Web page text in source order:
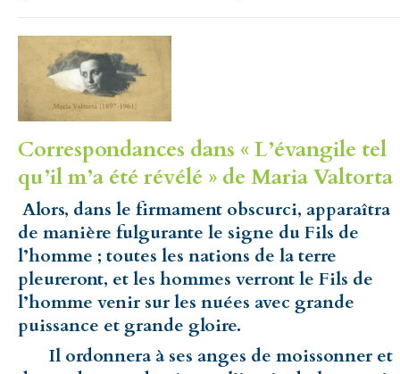
Correspondances dans « L’évangile tel
qu’il m’a été révélé » de Maria Valtorta
Alors, dans le firmament obscurci, apparaîtra
de manière fulgurante le signe du Fils de
l’homme ; toutes les nations de la terre
pleureront, et les hommes verront le Fils de
l’homme venir sur les nuées avec grande
puissance et grande gloire.
Il ordonnera à ses anges de moissonner et